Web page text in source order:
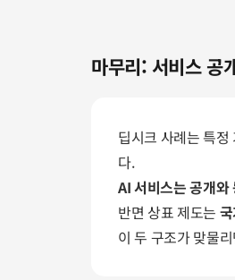
마무리: 서비스 공
딥시크 사례는 특
다.
AI 서비스는 공개와
반면 상표 제도는
이 두 구조가 맞물